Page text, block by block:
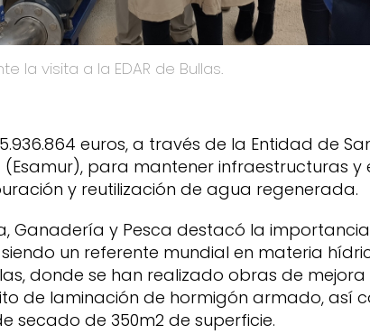
la visita a la EDAR de Bullas.
euros, a través de la Entidad de
(Esamur), para mantener infraestructuras y
y reutilización de agua regenerada.
Ganadería y Pesca destacó la
un referente mundial en materia
donde se han realizado obras de
de laminación de hormigón armado, así
secado de 350m2 de superficie.